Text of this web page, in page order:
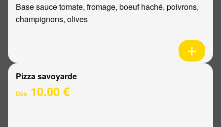
Base sauce tomate, fromage, boeuf haché, poivrons,
champignons, olives
Pizza savoyarde
Dès 10.00 €